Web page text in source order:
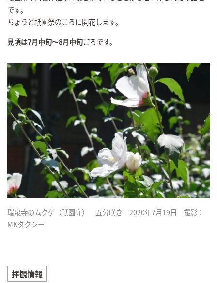
です。
ちょうど祇園祭のころに開花します。
見頃は7月中旬～8月中旬ごろです。
瑞泉寺のムクゲ（祇園守） 五分咲き 2020年7月19日 撮影：
MKタクシー
拝観情報